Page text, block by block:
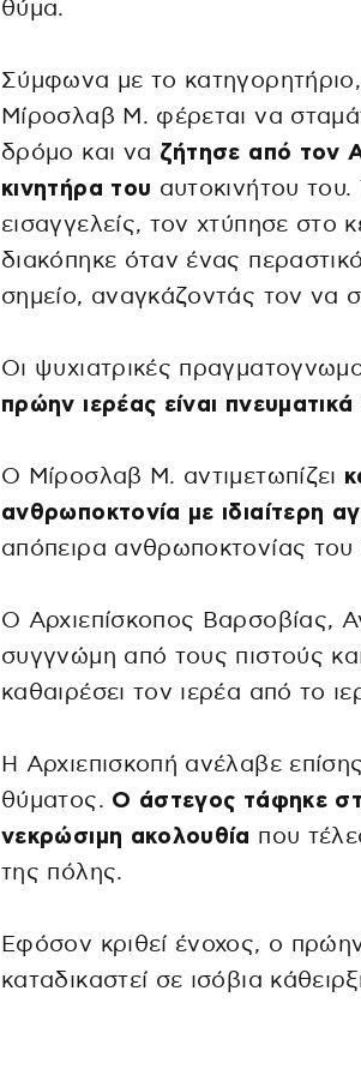
θύμα.
Σύμφωνα με το κατηγορητήριο,
Μίροσλαβ Μ. φέρεται να
δρόμο και να ζήτησε από τον
κινητήρα του αυτοκινήτου
εισαγγελείς, τον χτύπησε στο
διακόπηκε όταν ένας
σημείο, αναγκάζοντάς τον να
Οι ψυχιατρικές
πρώην ιερέας είναι πνευματικά
Ο Μίροσλαβ Μ. αντιμετωπίζει
ανθρωποκτονία με ιδιαίτερη
απόπειρα ανθρωποκτονίας του
Ο Αρχιεπίσκοπος Βαρσοβίας,
συγγνώμη από τους πιστούς
καθαιρέσει τον ιερέα από το
Η Αρχιεπισκοπή ανέλαβε
θύματος. Ο άστεγος τάφηκε
νεκρώσιμη ακολουθία που
της πόλης.
Εφόσον κριθεί ένοχος, ο
καταδικαστεί σε ισόβια